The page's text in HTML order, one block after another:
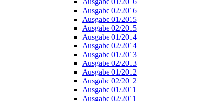
Ausgabe 02/2016
Ausgabe 01/2015
Ausgabe 02/2015
Ausgabe 01/2014
Ausgabe 02/2014
Ausgabe 01/2013
Ausgabe 02/2013
Ausgabe 01/2012
Ausgabe 02/2012
Ausgabe 01/2011
Ausgabe 02/2011